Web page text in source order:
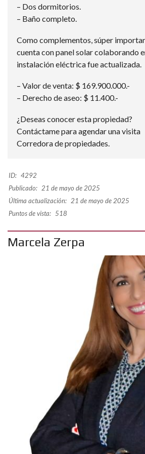
– Dos dormitorios.
– Baño completo.
Como complementos, súper
cuenta con panel solar colaborando
instalación eléctrica fue actualizada.
– Valor de venta: $ 169.900.000.-
– Derecho de aseo: $ 11.400.-
¿Deseas conocer esta propiedad?
Contáctame para agendar una visita
Corredora de propiedades.
ID: 4292
Publicado: 21 de mayo de 2025
Última actualización: 21 de mayo de 2025
Puntos de vista: 518
Marcela Zerpa